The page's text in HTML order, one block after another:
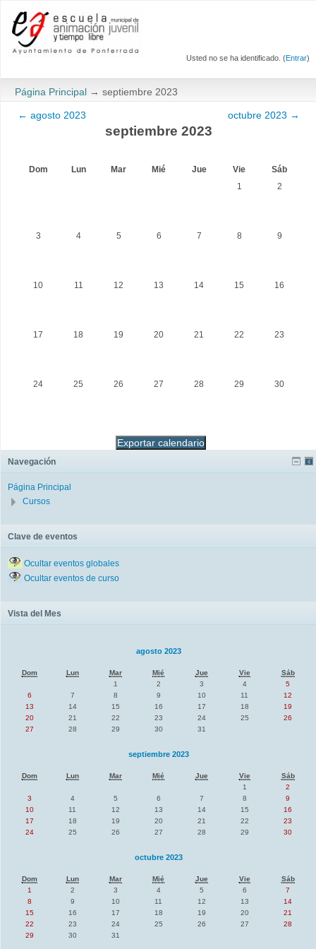
Usted no se ha identificado. (Entrar)
Página Principal → septiembre 2023
← agosto 2023
septiembre 2023
octubre 2023 →
Dom Lun Mar Mié Jue Vie
Sáb
1
2
3 4 5 6 7 8 9
10 11 12 13 14 15 16
17 18 19 20 21 22 23
24 25 26 27 28 29 30
Navegación
Página Principal
Cursos
Clave de eventos
Ocultar eventos globales
Ocultar eventos de curso
Vista del Mes
agosto 2023
Dom Lun Mar Mié Jue Vie
Sáb
1
2 3 4
5
6
7 8 9 10 11
12
13
14 15 16 17 18
19
20
21 22 23 24 25
26
27
28 29 30 31
septiembre 2023
Dom Lun Mar Mié Jue Vie
Sáb
1
2
3
4 5 6 7 8
9
10
11 12 13 14 15
16
17
18 19 20 21 22
23
24
25 26 27 28 29 30
octubre 2023
Dom Lun Mar Mié Jue Vie
Sáb
1
2 3 4 5 6
7
8
9 10 11 12 13
14
15
16 17 18 19 20
21
22
23 24 25 26 27
28
29
30 31